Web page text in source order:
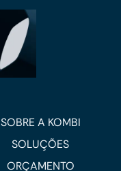
SOBRE A KOMBI
SOLUÇÕES
ORÇAMENTO